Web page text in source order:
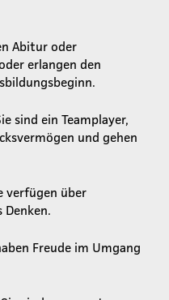
Abitur oder
erlangen den
sind ein Teamplayer,
und gehen
verfügen über
Denken.
Freude im Umgang